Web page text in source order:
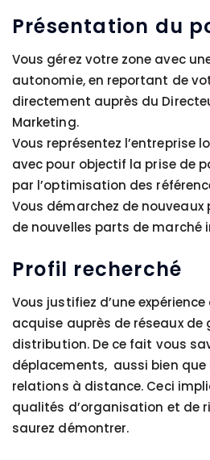
Présentation du
Vous gérez votre zone avec
autonomie, en reportant de
directement auprès du
Marketing.
Vous représentez l’entreprise
avec pour objectif la prise de
par l’optimisation des
Vous démarchez de
de nouvelles parts de marché
Profil recherché
Vous justifiez d’une expérience
acquise auprès de réseaux de
distribution. De ce fait vous
déplacements, aussi bien
relations à distance. Ceci
qualités d’organisation et de
saurez démontrer.